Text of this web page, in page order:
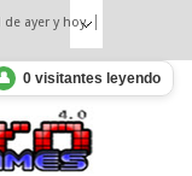
ayer y hoy.
0 visitantes leyendo